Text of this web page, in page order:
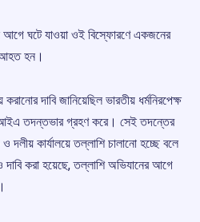
আগে ঘটে যাওয়া ওই বিস্ফোরণে একজনের
আহত হন।
দাবি জানিয়েছিল ভারতীয় ধর্মনিরপেক্ষ
তদন্তভার গ্রহণ করে। সেই তদন্তের
কার্যালয়ে তল্লাশি চালানো হচ্ছে বলে
করা হয়েছে, তল্লাশি অভিযানের আগে